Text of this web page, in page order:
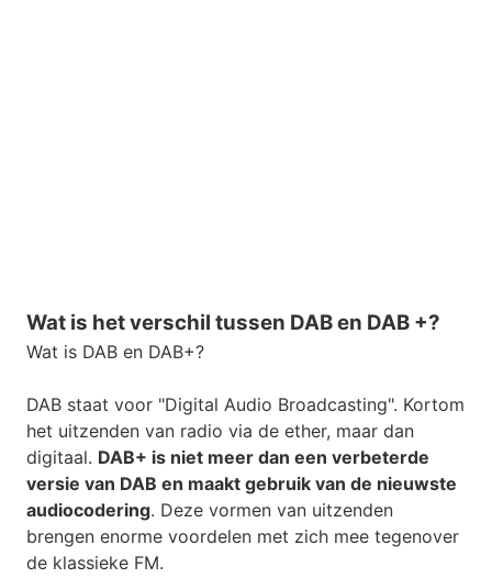
Wat is het verschil tussen DAB en DAB +?
Wat is DAB en DAB+?
DAB staat voor "Digital Audio Broadcasting". Kortom
het uitzenden van radio via de ether, maar dan
digitaal. DAB+ is niet meer dan een verbeterde
versie van DAB en maakt gebruik van de nieuwste
audiocodering. Deze vormen van uitzenden
brengen enorme voordelen met zich mee tegenover
de klassieke FM.